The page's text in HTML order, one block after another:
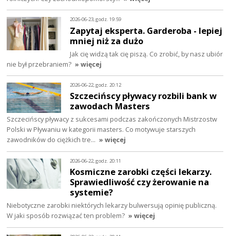
2026-06-23, godz. 19:59
Zapytaj eksperta. Garderoba - lepiej
mniej niż za dużo
Jak cię widzą tak cię piszą. Co zrobić, by nasz ubiór
nie był przebraniem? » więcej
2026-06-22, godz. 20:12
Szczecińscy pływacy rozbili bank w
zawodach Masters
Szczecińscy pływacy z sukcesami podczas zakończonych Mistrzostw
Polski w Pływaniu w kategorii masters. Co motywuje starszych
zawodników do ciężkich tre… » więcej
2026-06-22, godz. 20:11
Kosmiczne zarobki części lekarzy.
Sprawiedliwość czy żerowanie na
systemie?
Niebotyczne zarobki niektórych lekarzy bulwersują opinię publiczną.
W jaki sposób rozwiązać ten problem? » więcej